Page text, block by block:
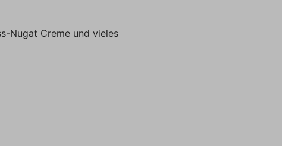
Nugat Creme und vieles